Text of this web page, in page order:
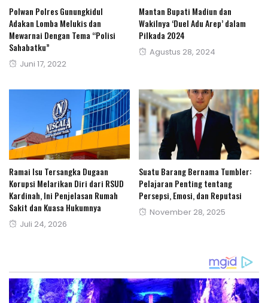
Polwan Polres Gunungkidul
Adakan Lomba Melukis dan
Mewarnai Dengan Tema “Polisi
Sahabatku”
Posted
Juni 17, 2022
Mantan Bupati Madiun dan
Wakilnya ‘Duel Adu Arep’ dalam
Pilkada 2024
Posted
Agustus 28, 2024
‎Ramai Isu Tersangka Dugaan
Korupsi Melarikan Diri dari RSUD
Kardinah, Ini Penjelasan Rumah
Sakit dan Kuasa Hukumnya‎
Posted
Juli 24, 2026
Suatu Barang Bernama Tumbler:
Pelajaran Penting tentang
Persepsi, Emosi, dan Reputasi
Posted
November 28, 2025